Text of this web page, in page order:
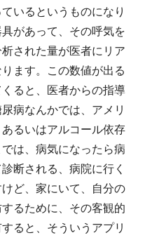
いるというものになり
があって、その呼気を
された量が医者にリア
ます。この数値が出る
ると、医者からの指導
病なんかでは、アメリ
るいはアルコール依存
は、病気になったら病
断される、病院に行く
ど、家にいて、自分の
るために、その客観的
ると、そういうアプリ